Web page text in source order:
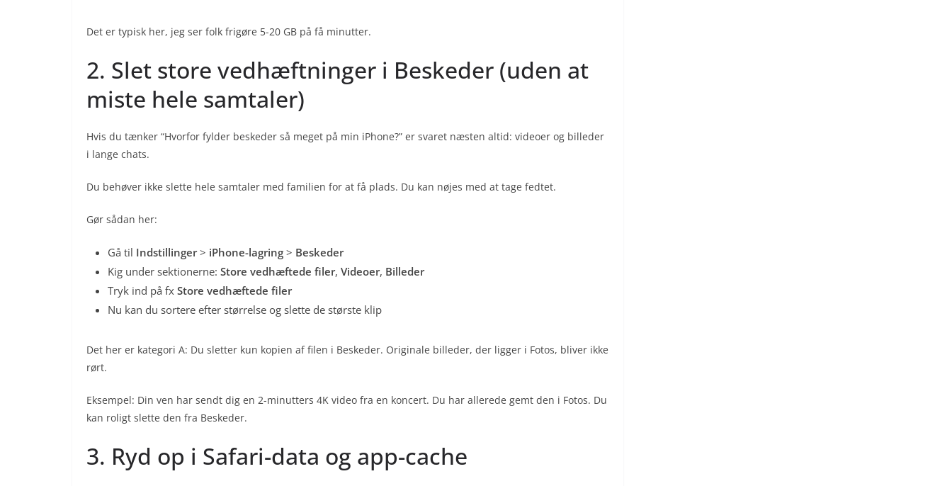
Det er typisk her, jeg ser folk frigøre 5-20 GB på få minutter.
2. Slet store vedhæftninger i Beskeder (uden at
miste hele samtaler)
Hvis du tænker “Hvorfor fylder beskeder så meget på min iPhone?” er svaret næsten altid: videoer og billeder
i lange chats.
Du behøver ikke slette hele samtaler med familien for at få plads. Du kan nøjes med at tage fedtet.
Gør sådan her:
Gå til Indstillinger> iPhone-lagring > Beskeder
Kig under sektionerne: Store vedhæftede filer, Videoer, Billeder
Tryk ind på fx Store vedhæftede filer
Nu kan du sortere efter størrelse og slette de største klip
Det her er kategori A: Du sletter kun kopien af filen i Beskeder. Originale billeder, der ligger i Fotos, bliver ikke
rørt.
Eksempel: Din ven har sendt dig en 2-minutters 4K video fra en koncert. Du har allerede gemt den i Fotos. Du
kan roligt slette den fra Beskeder.
3. Ryd op i Safari-data og app-cache